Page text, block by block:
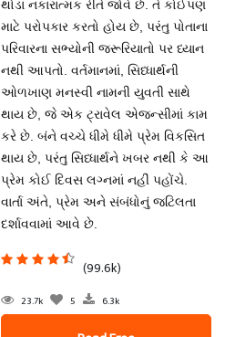
થોડા નકારાત્મક રીતે જોવે છે. તે કોઈપણ
માટે પરોપકાર કરતો હોય છે, પરંતુ પોતાના
પરિવારના સભ્યોની જરૂરિયાતો પર ધ્યાન
નથી આપતો. વર્તમાનમાં, સિધ્ધાર્થની
ઓળખાણ મનસ્વી નામની યુવતી સાથે
થાય છે, જે એક ટ્રાવેલ એજન્સીમાં કામ
કરે છે. બંને વચ્ચે ધીમે ધીમે પ્રેમ વિકસિત
થાય છે, પરંતુ સિધ્ધાર્થને ખબર નથી કે આ
પ્રેમ કોઈ દિવસ લગ્નમાં નહીં પહોંચે.
વાર્તા અંતે, પ્રેમ અને સંબંધોનું જટિલતા
દર્શાવવામાં આવે છે.
(99.6k)
23.7k 5 6.3k